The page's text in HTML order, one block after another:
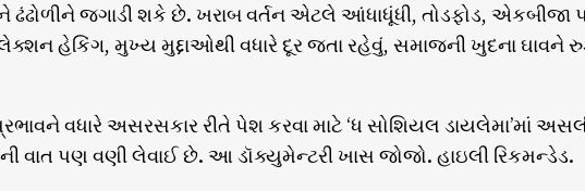
ઢંઢોળીને જગાડી શકે છે. ખરાબ વર્તન એટલે આંધાધૂંધી, તોડફોડ, એકબીજા
હેકિંગ, મુખ્ય મુદ્દાઓથી વધારે દૂર જતા રહેવું, સમાજની ખુદના ઘાવને
વધારે અસરસકાર રીતે પેશ કરવા માટે ‘ધ સોશિયલ ડાયલેમા’માં
વાત પણ વણી લેવાઈ છે. આ ડૉક્યુમેન્ટરી ખાસ જોજો. હાઇલી રિકમન્ડેડ.